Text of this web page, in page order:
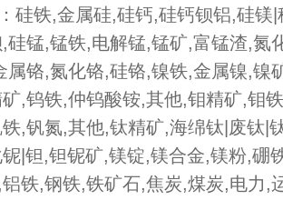
硅铁,金属硅,硅钙,硅钙钡铝,硅镁
硅锰,锰铁,电解锰,锰矿,富锰渣,氮
属铬,氮化铬,硅铬,镍铁,金属镍,镍
,钨铁,仲钨酸铵,其他,钼精矿,钼
,钒氮,其他,钛精矿,海绵钛|废钛|
|钽,钽铌矿,镁锭,镁合金,镁粉,硼
铁,钢铁,铁矿石,焦炭,煤炭,电力,